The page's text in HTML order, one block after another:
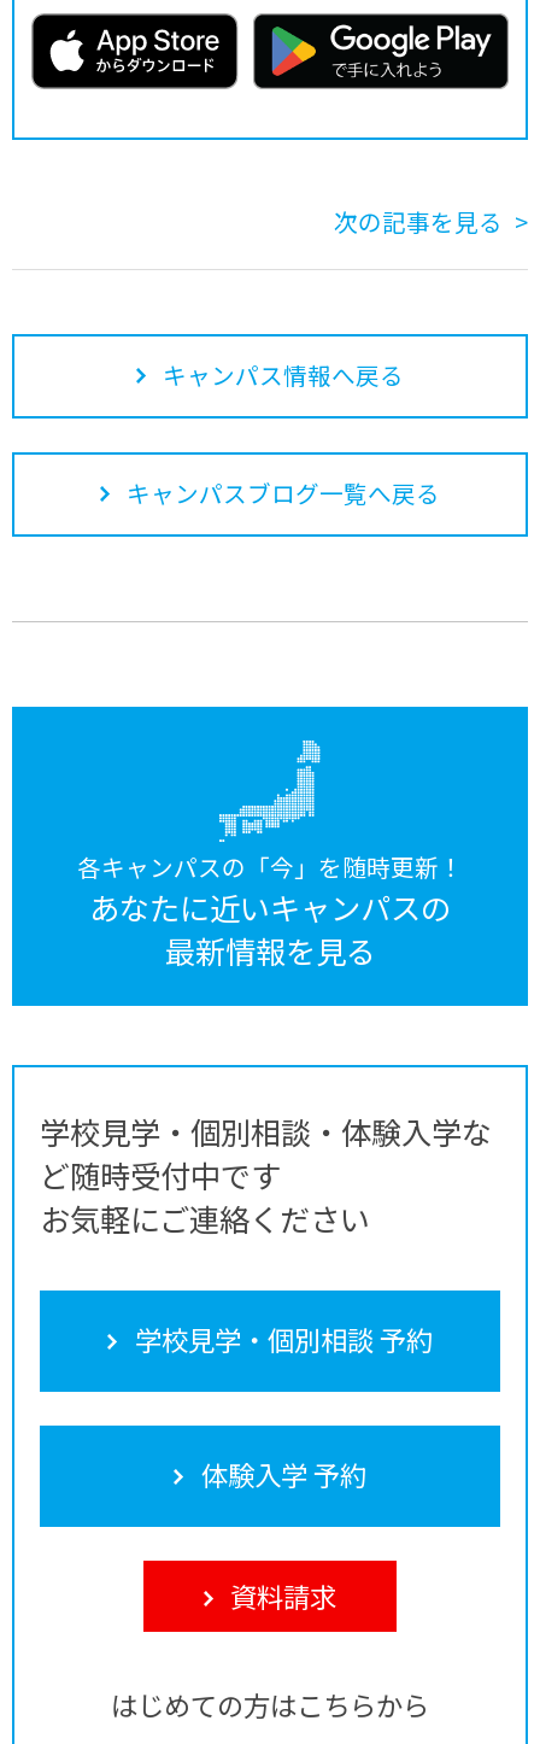
次の記事を見る
キャンパス情報へ戻る
キャンパスブログ一覧へ戻る
各キャンパスの「今」を随時更新！
あなたに近いキャンパスの
最新情報を見る
学校見学・個別相談・体験入学な
ど随時受付中です
お気軽にご連絡ください
学校見学・個別相談 予約
体験入学 予約
資料請求
はじめての方はこちらから